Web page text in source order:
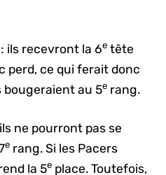
: ils recevront la 6e tête
perd, ce qui ferait donc
bougeraient au 5e rang.
ne pourront pas se
e rang. Si les Pacers
la 5e place. Toutefois,